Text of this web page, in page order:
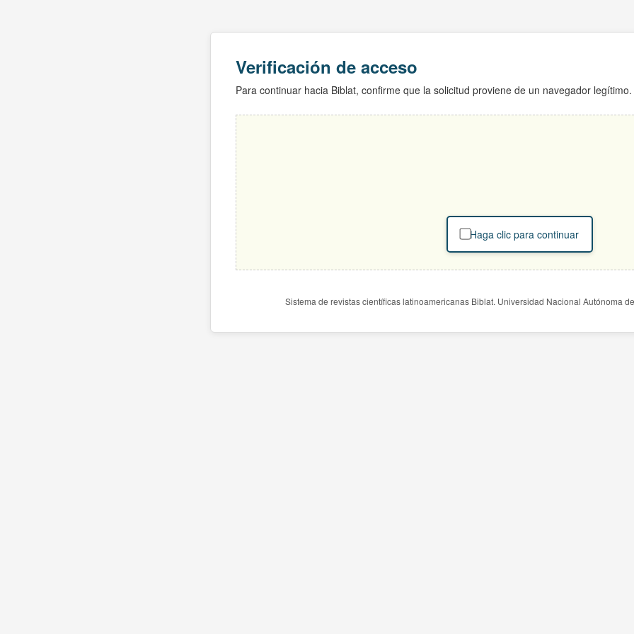
Verificación de acceso
Para continuar hacia Biblat, confirme que la solicitud proviene de un navegador legítimo.
Haga clic para continuar
Sistema de revistas científicas latinoamericanas Biblat. Universidad Nacional Autónoma